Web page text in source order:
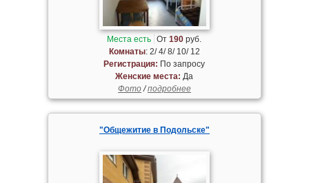
Места есть От190 руб.
Комнаты: 2/ 4/ 8/ 10/ 12
Регистрация: По запросу
Женские места: Да
Фото/подробнее
"Общежитие в Подольске"